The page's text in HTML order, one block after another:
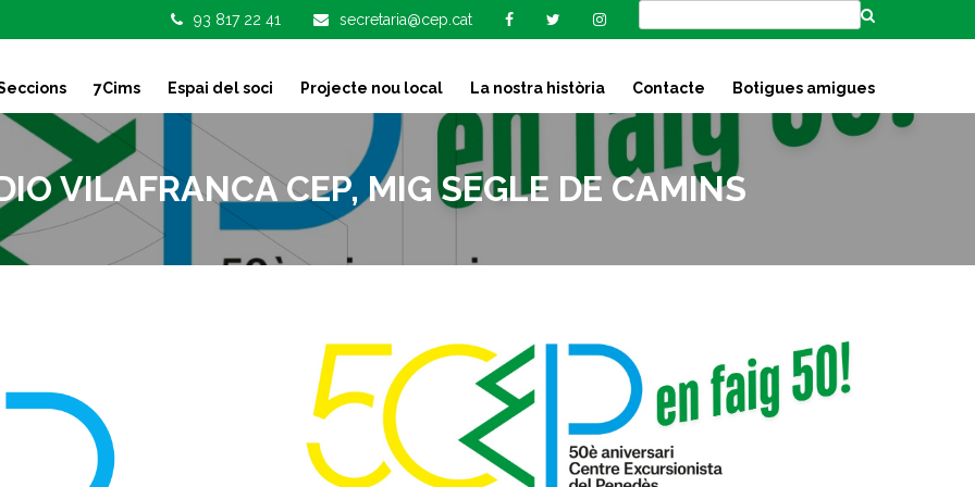
93 817 22 41 secretaria@cep.cat
7Cims Espai del soci Projecte nou local La nostra història Contacte Botigues amigues
VILAFRANCA CEP, MIG SEGLE DE CAMINS